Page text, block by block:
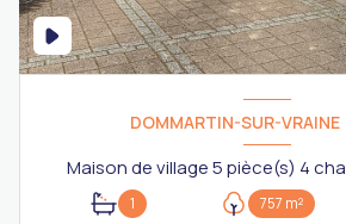
DOMMARTIN-SUR-
1 757 m²